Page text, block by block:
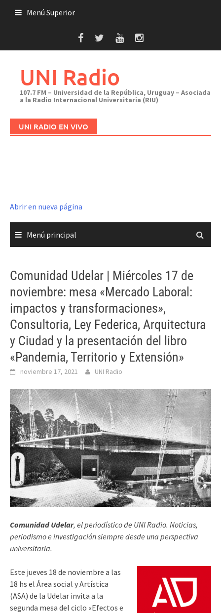
Menú Superior
UNI Radio
107.7 FM – Universidad de la República, Uruguay – Asociada
a la Radio Internacional Universitaria (RIU)
UNI RADIO EN VIVO
Abrir en nueva página
Menú principal
Comunidad Udelar | Miércoles 17 de
noviembre: mesa «Mercado Laboral:
impactos y transformaciones»,
Consultoria, Ley Federica, Arquitectura
y Ciudad y la presentación del libro
«Pandemia, Territorio y Extensión»
noviembre 17, 2021 UNI Radio
Comunidad Udelar, el periodístico de UNI Radio. Noticias,
periodismo e investigación siempre desde una perspectiva
universitaria.
Este jueves 18 de noviembre a las
18 hs el Área social y Artística
(ASA) de la Udelar invita a la
segunda mesa del ciclo «Efectos e